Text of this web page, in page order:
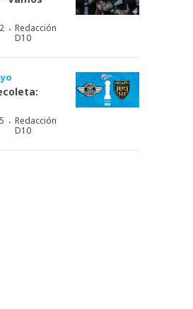
· Redacción
D10
· Redacción
D10